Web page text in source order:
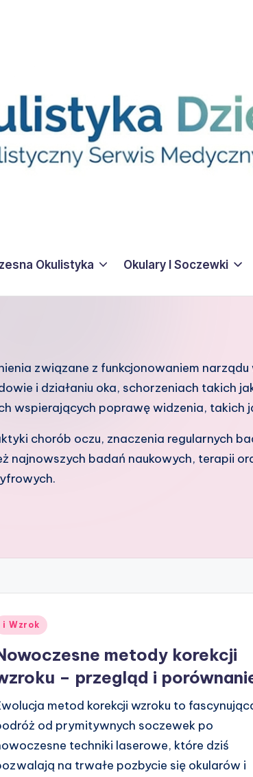
Okulistyka Okulary I Soczewki
związane z funkcjonowaniem
i działaniu oka, schorzeniach takich
wspierających poprawę widzenia, takich
chorób oczu, znaczenia regularnych
najnowszych badań naukowych, terapii
i Wzrok
metody korekcji
– przegląd i
metod korekcji wzroku to
od prymitywnych soczewek po
techniki laserowe, które dziś
na trwałe pozbycie się okularów i